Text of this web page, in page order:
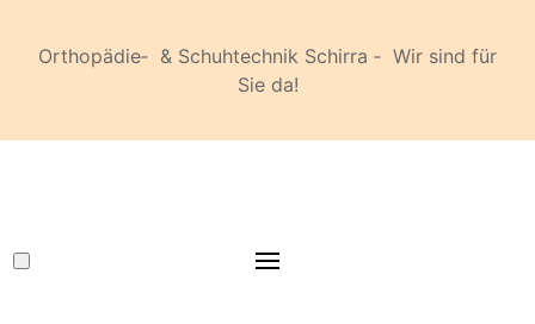
Orthopädie‐ & Schuhtechnik Schirra ‐ Wir sind für
Sie da!